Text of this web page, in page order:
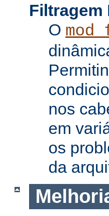
Filtragem
O
nos
em
os
da